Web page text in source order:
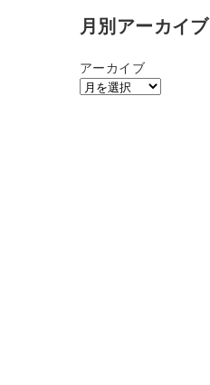
月別アーカイブ
アーカイブ